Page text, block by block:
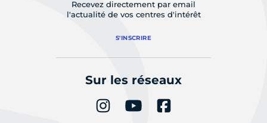
Recevez directement par email
l'actualité de vos centres d'intérêt
S'INSCRIRE
Sur les réseaux